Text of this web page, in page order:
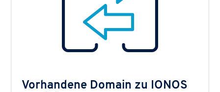
Vorhandene Domain zu IONOS